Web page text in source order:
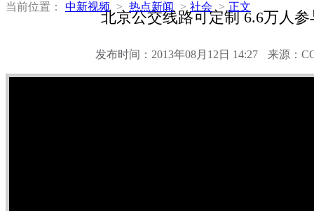
当前位置： 中新视频 > 热点新闻 > 社会 > 正文
北京公交线路可定制 6.6万人参
发布时间：2013年08月12日 14:27 来源：